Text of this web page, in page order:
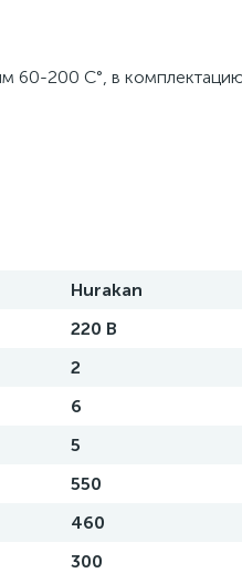
60-200 С°, в
Hurakan
220 В
2
6
5
550
460
300